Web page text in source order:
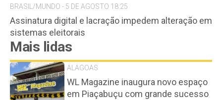
BRASIL/MUNDO - 5 DE AGOSTO 18:25
Assinatura digital e lacração impedem alteração em
sistemas eleitorais
Mais lidas
ALAGOAS
WL Magazine inaugura novo espaço
em Piaçabuçu com grande sucesso